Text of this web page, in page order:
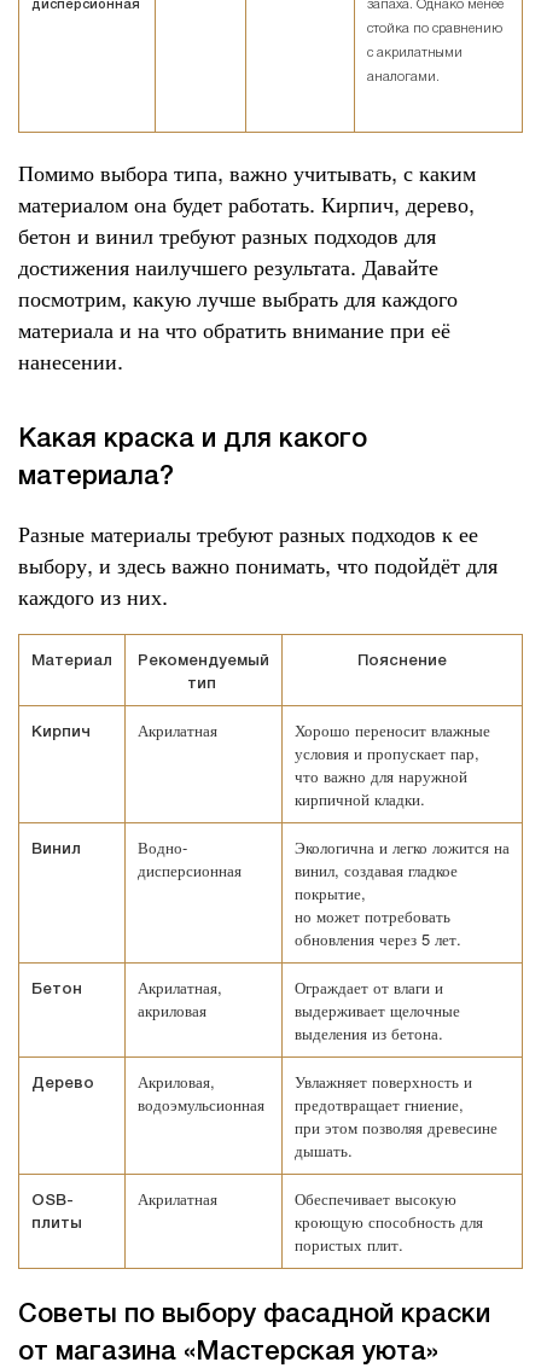
дисперсионная
запаха. Однако менее
стойка по сравнению
с акрилатными
аналогами.
Помимо выбора типа, важно учитывать, с каким
материалом она будет работать. Кирпич, дерево,
бетон и винил требуют разных подходов для
достижения наилучшего результата. Давайте
посмотрим, какую лучше выбрать для каждого
материала и на что обратить внимание при её
нанесении.
Какая краска и для какого
материала?
Разные материалы требуют разных подходов к ее
выбору, и здесь важно понимать, что подойдёт для
каждого из них.
Материал
Рекомендуемый
тип
Пояснение
Кирпич Акрилатная
Хорошо переносит влажные
условия и пропускает пар,
что важно для наружной
кирпичной кладки.
Винил
Водно-
дисперсионная
Экологична и легко ложится на
винил, создавая гладкое
покрытие,
но может потребовать
обновления через 5 лет.
Бетон
Акрилатная,
акриловая
Ограждает от влаги и
выдерживает щелочные
выделения из бетона.
Дерево
Акриловая,
водоэмульсионная
Увлажняет поверхность и
предотвращает гниение,
при этом позволяя древесине
дышать.
OSB-
плиты
Акрилатная
Обеспечивает высокую
кроющую способность для
пористых плит.
Советы по выбору фасадной краски
от магазина «Мастерская уюта»